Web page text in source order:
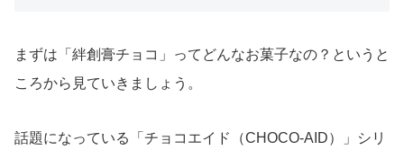
まずは「絆創膏チョコ」ってどんなお菓子なの？というと
ころから見ていきましょう。
話題になっている「チョコエイド（CHOCO-AID）」シリ